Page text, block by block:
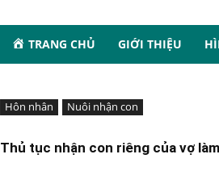
TRANG CHỦ GIỚI THIỆU
Hôn nhân Nuôi nhận con
Thủ tục nhận con riêng của vợ